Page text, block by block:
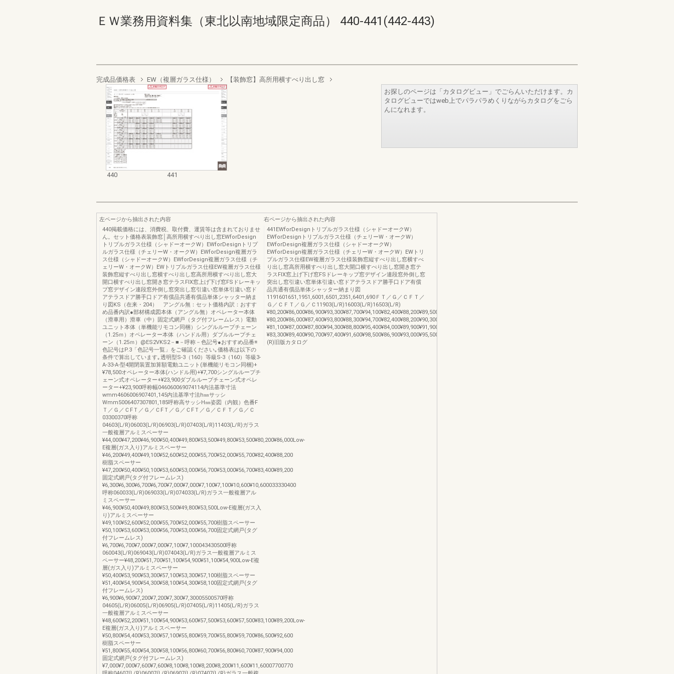
ＥＷ業務用資料集（東北以南地域限定商品） 440-441(442-443)
完成品価格表 EW（複層ガラス仕様） 【装飾窓】高所用横すべり出し窓
440 441
お探しのページは「カタログビュー」でごらんいただけます。カ
タログビューではweb上でパラパラめくりながらカタログをごら
んになれます。
左ページから抽出された内容
440掲載価格には、消費税、取付費、運賃等は含まれておりませ
ん。セット価格表装飾窓│高所用横すべり出し窓EWforDesign
トリプルガラス仕様（シャドーオークW）EWforDesignトリプ
ルガラス仕様（チェリーW・オークW）EWforDesign複層ガラ
ス仕様（シャドーオークW）EWforDesign複層ガラス仕様（チ
ェリーW・オークW）EWトリプルガラス仕様EW複層ガラス仕様
装飾窓縦すべり出し窓横すべり出し窓高所用横すべり出し窓大
開口横すべり出し窓開き窓テラスFIX窓上げ下げ窓FSドレーキッ
プ窓デザイン連段窓外倒し窓突出し窓引違い窓単体引違い窓ド
アテラスドア勝手口ドア有償品共通有償品単体シャッター納ま
り図KS（在来・204） アングル無：セット価格内訳：おすす
め品番内訳●部材構成図本体（アングル無）オペレーター本体
（滑車用）滑車（中）固定式網戸（タグ付フレームレス）電動
ユニット本体（単機能リモコン同梱）シングルループチェーン
（1.25ｍ）オペレーター本体（ハンドル用）ダブルループチェ
ーン（1.25ｍ）@ES2VKS2－■－呼称－色記号●おすすめ品番※
色記号はP.3「色記号一覧」をご確認ください｡価格表は以下の
条件で算出しています｡透明型S-3（160）等級S-3（160）等級3-
A-33-A-型4開閉装置加算額電動ユニット(単機能リモコン同梱)+
¥78,500オペレーター本体(ハンドル用)+¥7,700シングルループチ
ェーン式オペレーター+¥23,900ダブルループチェーン式オペレ
ーター+¥23,900呼称幅046060069074114内法基準寸法
wmm4606006907401,145内法基準寸法h㎜サッシ
Wmm5006407307801,185呼称高サッシH㎜姿図（内観）色番F
Ｔ／Ｇ／ＣFＴ／Ｇ／ＣFＴ／Ｇ／ＣFＴ／Ｇ／ＣＦＴ／Ｇ／Ｃ
03300370呼称
04603(L/R)06003(L/R)06903(L/R)07403(L/R)11403(L/R)ガラス
一般複層アルミスペーサー
¥44,000¥47,200¥46,900¥50,400¥49,800¥53,500¥49,800¥53,500¥80,200¥86,000Low-
E複層(ガス入り)アルミスペーサー
¥46,200¥49,400¥49,100¥52,600¥52,000¥55,700¥52,000¥55,700¥82,400¥88,200
樹脂スペーサー
¥47,200¥50,400¥50,100¥53,600¥53,000¥56,700¥53,000¥56,700¥83,400¥89,200
固定式網戸(タグ付フレームレス)
¥6,300¥6,300¥6,700¥6,700¥7,000¥7,000¥7,100¥7,100¥10,600¥10,600033330400
呼称060033(L/R)069033(L/R)074033(L/R)ガラス一般複層アル
ミスペーサー
¥46,900¥50,400¥49,800¥53,500¥49,800¥53,500Low-E複層(ガス入
り)アルミスペーサー
¥49,100¥52,600¥52,000¥55,700¥52,000¥55,700樹脂スペーサー
¥50,100¥53,600¥53,000¥56,700¥53,000¥56,700固定式網戸(タグ
付フレームレス)
¥6,700¥6,700¥7,000¥7,000¥7,100¥7,100043430500呼称
060043(L/R)069043(L/R)074043(L/R)ガラス一般複層アルミス
ペーサー¥48,200¥51,700¥51,100¥54,900¥51,100¥54,900Low-E複
層(ガス入り)アルミスペーサー
¥50,400¥53,900¥53,300¥57,100¥53,300¥57,100樹脂スペーサー
¥51,400¥54,900¥54,300¥58,100¥54,300¥58,100固定式網戸(タグ
付フレームレス)
¥6,900¥6,900¥7,200¥7,200¥7,300¥7,30005500570呼称
04605(L/R)06005(L/R)06905(L/R)07405(L/R)11405(L/R)ガラス
一般複層アルミスペーサー
¥48,600¥52,200¥51,100¥54,900¥53,600¥57,500¥53,600¥57,500¥83,100¥89,200Low-
E複層(ガス入り)アルミスペーサー
¥50,800¥54,400¥53,300¥57,100¥55,800¥59,700¥55,800¥59,700¥86,500¥92,600
樹脂スペーサー
¥51,800¥55,400¥54,300¥58,100¥56,800¥60,700¥56,800¥60,700¥87,900¥94,000
固定式網戸(タグ付フレームレス)
¥7,000¥7,000¥7,600¥7,600¥8,100¥8,100¥8,200¥8,200¥11,600¥11,60007700770
右ページから抽出された内容
441EWforDesignトリプルガラス仕様（シャドーオークW）
EWforDesignトリプルガラス仕様（チェリーW・オークW）
EWforDesign複層ガラス仕様（シャドーオークW）
EWforDesign複層ガラス仕様（チェリーW・オークW）EWトリ
プルガラス仕様EW複層ガラス仕様装飾窓縦すべり出し窓横すべ
り出し窓高所用横すべり出し窓大開口横すべり出し窓開き窓テ
ラスFIX窓上げ下げ窓FSドレーキップ窓デザイン連段窓外倒し窓
突出し窓引違い窓単体引違い窓ドアテラスドア勝手口ドア有償
品共通有償品単体シャッター納まり図
1191601651,1951,6001,6501,2351,6401,690ＦＴ／Ｇ／ＣＦＴ／
Ｇ／ＣＦＴ／Ｇ／Ｃ11903(L/R)16003(L/R)16503(L/R)
(R)旧版カタログ